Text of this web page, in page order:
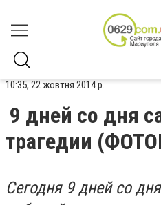
10:35, 22 жовтня 2014 р.
9 дней со дня
трагедии
Сегодня 9 дней со